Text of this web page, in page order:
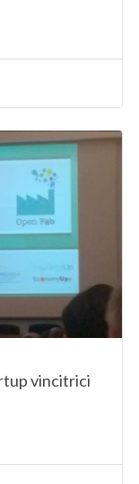
vincitrici